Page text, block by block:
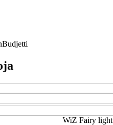
Budjetti
WiZ Fairy